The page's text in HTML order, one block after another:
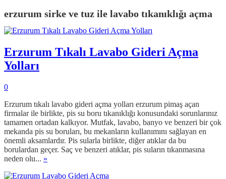
erzurum sirke ve tuz ile lavabo tıkanıklığı açma
Erzurum Tıkalı Lavabo Gideri Açma
Yolları
0
Erzurum tıkalı lavabo gideri açma yolları erzurum pimaş açan
firmalar ile birlikte, pis su boru tıkanıklığı konusundaki sorunlarınız
tamamen ortadan kalkıyor. Mutfak, lavabo, banyo ve benzeri bir çok
mekanda pis su boruları, bu mekanların kullanımını sağlayan en
önemli aksamlardır. Pis sularla birlikte, diğer atıklar da bu
borulardan geçer. Saç ve benzeri atıklar, pis suların tıkanmasına
neden olu... »